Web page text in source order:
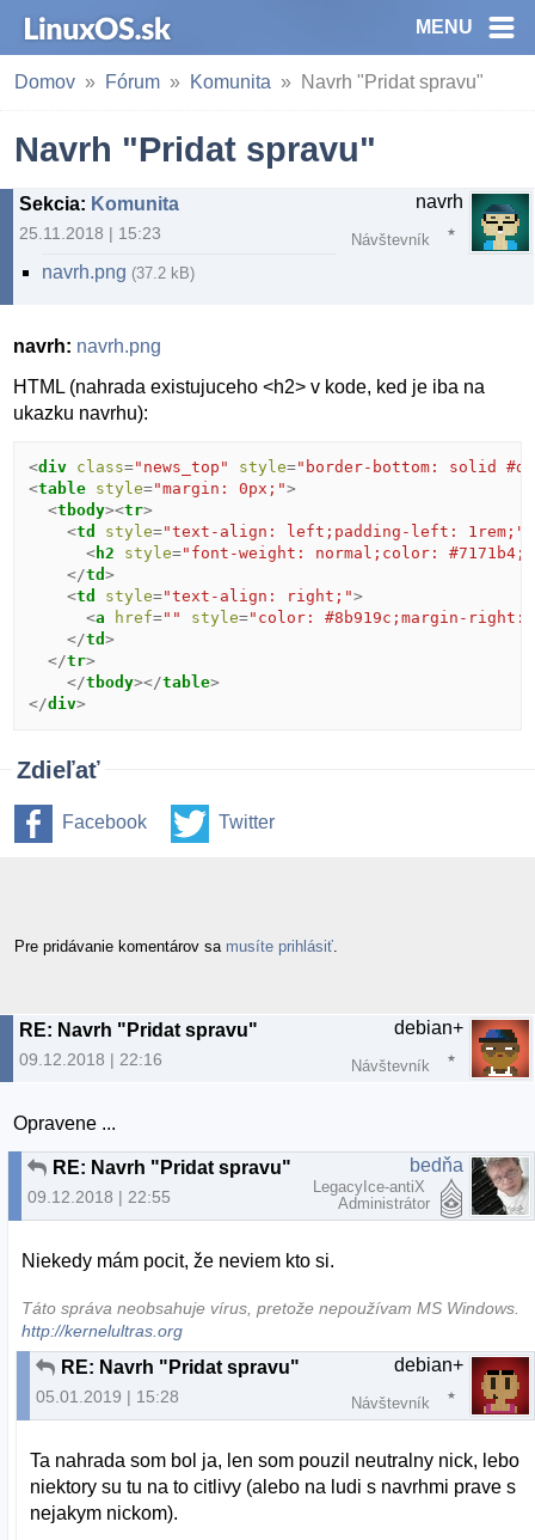
MENU
Domov Fórum Komunita Navrh "Pridat spravu"
Navrh "Pridat spravu"
Sekcia: Komunita
25.11.2018 | 15:23
navrh
Návštevník
navrh.png (37.2 kB)
navrh: navrh.png
HTML (nahrada existujuceho <h2> v kode, ked je iba na
ukazku navrhu):
<div class="news_top" style="border-bottom: solid
<table style="margin: 0px;">
<tbody><tr>
<td style="text-align: left;padding-left: 1rem;"
< h2 style="font-weight: normal;color: #7171b4;"
</td>
<td style="text-align: right;">
<a href="" style="color: #8b919c;margin-right:
</td>
</tr>
</tbody></table>
</div>
Zdieľať
Facebook Twitter
Pre pridávanie komentárov sa musíte prihlásiť
RE: Navrh "Pridat spravu"
09.12.2018 | 22:16
debian+
Návštevník
Opravene ...
RE: Navrh "Pridat spravu"
09.12.2018 | 22:55
bedňa
LegacyIce-antiX
Administrátor
Niekedy mám pocit, že neviem kto si.
Táto správa neobsahuje vírus, pretože nepoužívam MS Windows.
http://kernelultras.org
RE: Navrh "Pridat spravu"
05.01.2019 | 15:28
debian+
Návštevník
Ta nahrada som bol ja, len som pouzil neutralny nick, lebo
niektory su tu na to citlivy (alebo na ludi s navrhmi prave s
nejakym nickom).